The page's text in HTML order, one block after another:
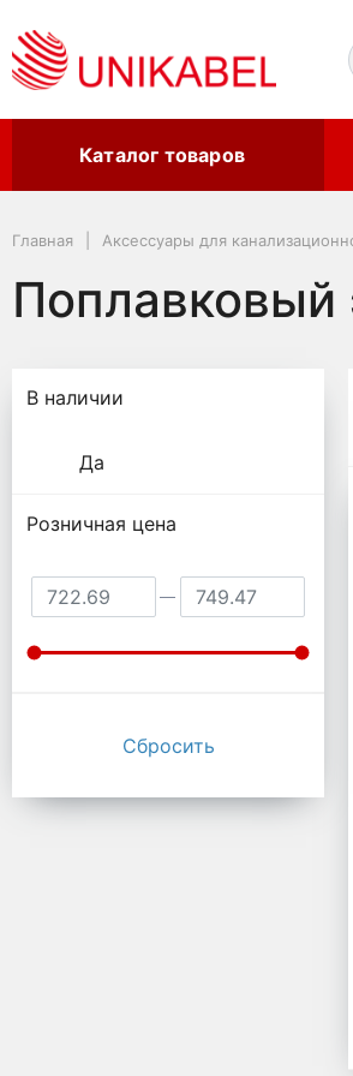
Каталог товаров
Главная Аксессуары для
Поплавковый
Подбор
В наличии
Да
Розничная цена